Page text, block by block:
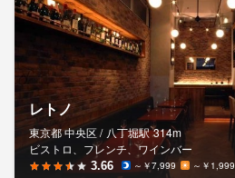
レトノ
東京都 中央区 / 八丁堀駅 314m
ビストロ、フレンチ、ワインバー
3.66 ～￥7,999 ～￥1,999